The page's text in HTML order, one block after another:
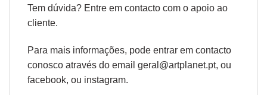
Tem dúvida? Entre em contacto com o apoio ao
cliente.
Para mais informações, pode entrar em contacto
conosco através do email geral@artplanet.pt, ou
facebook, ou instagram.